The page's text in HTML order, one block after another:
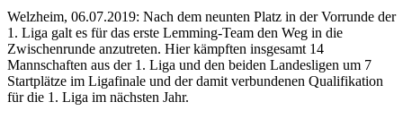
Welzheim, 06.07.2019: Nach dem neunten Platz in der Vorrunde der
1. Liga galt es für das erste Lemming-Team den Weg in die
Zwischenrunde anzutreten. Hier kämpften insgesamt 14
Mannschaften aus der 1. Liga und den beiden Landesligen um 7
Startplätze im Ligafinale und der damit verbundenen Qualifikation
für die 1. Liga im nächsten Jahr.